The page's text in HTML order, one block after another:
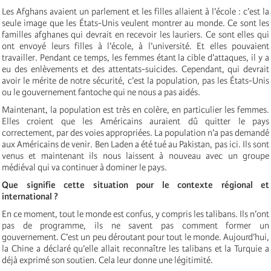
Les Afghans avaient un parlement et les filles allaient à l’école : c’est la
seule image que les États-Unis veulent montrer au monde. Ce sont les
familles afghanes qui devrait en recevoir les lauriers. Ce sont elles qui
ont envoyé leurs filles à l’école, à l’université. Et elles pouvaient
travailler. Pendant ce temps, les femmes étant la cible d’attaques, il y a
eu des enlèvements et des attentats-suicides. Cependant, qui devrait
avoir le mérite de notre sécurité, c’est la population, pas les États-Unis
ou le gouvernement fantoche qui ne nous a pas aidés.
Maintenant, la population est très en colère, en particulier les femmes.
Elles croient que les Américains auraient dû quitter le pays
correctement, par des voies appropriées. La population n’a pas demandé
aux Américains de venir. Ben Laden a été tué au Pakistan, pas ici. Ils sont
venus et maintenant ils nous laissent à nouveau avec un groupe
médiéval qui va continuer à dominer le pays.
Que signifie cette situation pour le contexte régional et
international ?
En ce moment, tout le monde est confus, y compris les talibans. Ils n’ont
pas de programme, ils ne savent pas comment former un
gouvernement. C’est un peu déroutant pour tout le monde. Aujourd’hui,
la Chine a déclaré qu’elle allait reconnaître les talibans et la Turquie a
déjà exprimé son soutien. Cela leur donne une légitimité.